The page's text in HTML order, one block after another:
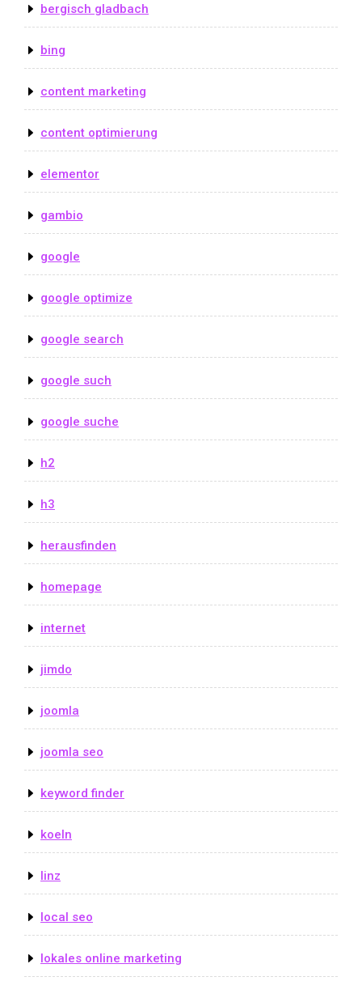
bergisch gladbach
bing
content marketing
content optimierung
elementor
gambio
google
google optimize
google search
google such
google suche
h2
h3
herausfinden
homepage
internet
jimdo
joomla
joomla seo
keyword finder
koeln
linz
local seo
lokales online marketing